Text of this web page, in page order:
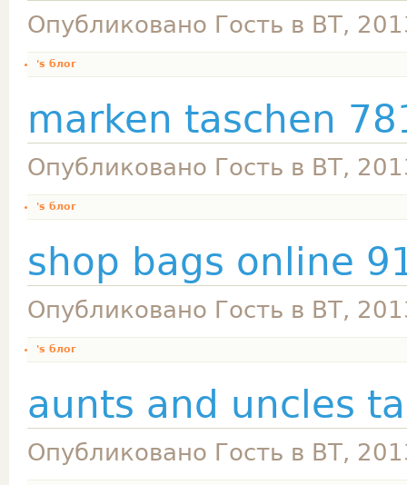
Опубликовано Гость в ВТ,
's блог
marken taschen
Опубликовано Гость в ВТ,
's блог
shop bags online
Опубликовано Гость в ВТ,
's блог
aunts and uncles
Опубликовано Гость в ВТ,